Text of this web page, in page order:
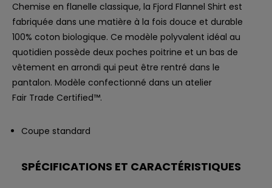
Chemise en flanelle classique, la Fjord Flannel Shirt est
fabriquée dans une matière à la fois douce et durable
100% coton biologique. Ce modèle polyvalent idéal au
quotidien possède deux poches poitrine et un bas de
vêtement en arrondi qui peut être rentré dans le
pantalon. Modèle confectionné dans un atelier
Fair Trade Certified™.
Coupe standard
SPÉCIFICATIONS ET CARACTÉRISTIQUES